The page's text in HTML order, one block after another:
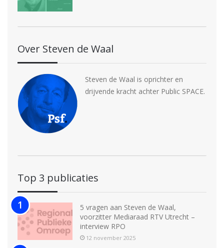
Over Steven de Waal
Steven de Waal is oprichter en
drijvende kracht achter Public SPACE.
Top 3 publicaties
5 vragen aan Steven de Waal,
voorzitter Mediaraad RTV Utrecht –
interview RPO
12 november 2025